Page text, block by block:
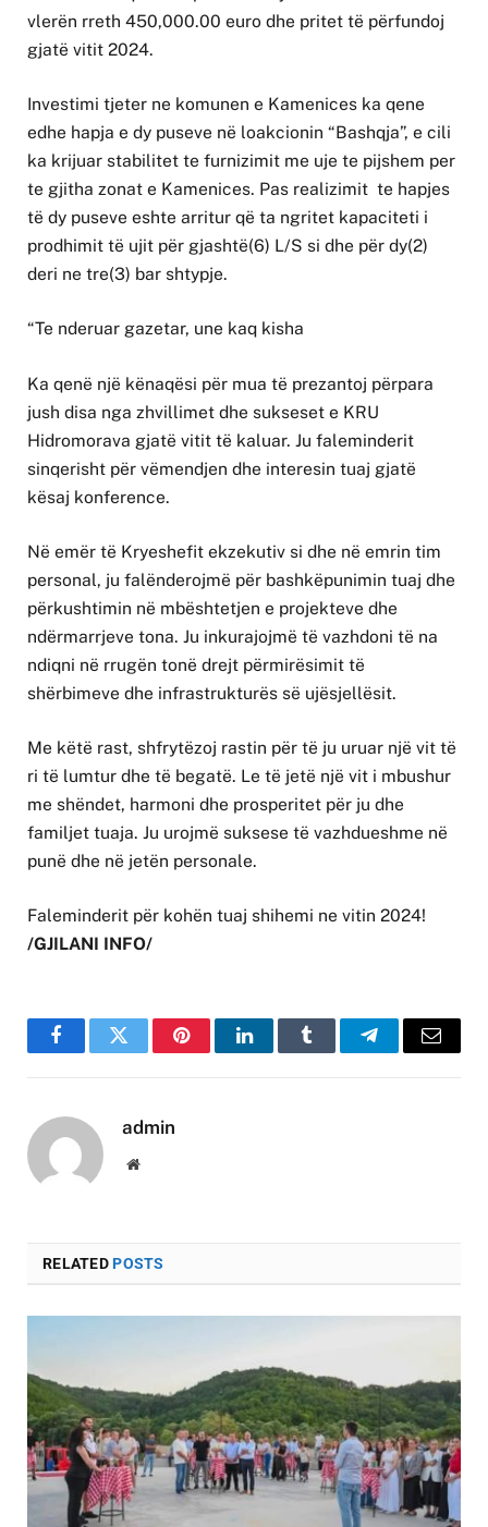
vlerën rreth 450,000.00 euro dhe pritet të përfundoj
gjatë vitit 2024.
Investimi tjeter ne komunen e Kamenices ka qene
edhe hapja e dy puseve në loakcionin “Bashqja”, e cili
ka krijuar stabilitet te furnizimit me uje te pijshem per
te gjitha zonat e Kamenices. Pas realizimit te hapjes
të dy puseve eshte arritur që ta ngritet kapaciteti i
prodhimit të ujit për gjashtë(6) L/S si dhe për dy(2)
deri ne tre(3) bar shtypje.
“Te nderuar gazetar, une kaq kisha
Ka qenë një kënaqësi për mua të prezantoj përpara
jush disa nga zhvillimet dhe sukseset e KRU
Hidromorava gjatë vitit të kaluar. Ju faleminderit
sinqerisht për vëmendjen dhe interesin tuaj gjatë
kësaj konference.
Në emër të Kryeshefit ekzekutiv si dhe në emrin tim
personal, ju falënderojmë për bashkëpunimin tuaj dhe
përkushtimin në mbështetjen e projekteve dhe
ndërmarrjeve tona. Ju inkurajojmë të vazhdoni të na
ndiqni në rrugën tonë drejt përmirësimit të
shërbimeve dhe infrastrukturës së ujësjellësit.
Me këtë rast, shfrytëzoj rastin për të ju uruar një vit të
ri të lumtur dhe të begatë. Le të jetë një vit i mbushur
me shëndet, harmoni dhe prosperitet për ju dhe
familjet tuaja. Ju urojmë suksese të vazhdueshme në
punë dhe në jetën personale.
Faleminderit për kohën tuaj shihemi ne vitin 2024!
/GJILANI INFO/
FacebookTwitter PinterestLinkedInTumblr TelegramEmail
admin
Website
RELATEDPOSTS